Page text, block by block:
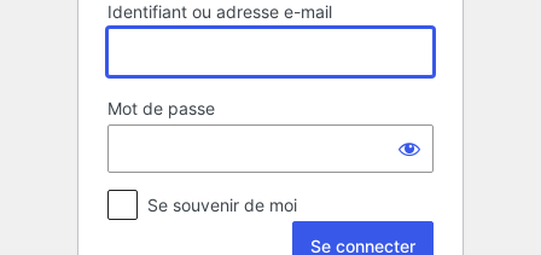
Identifiant ou adresse e-mail
Mot de passe
Se souvenir de moi